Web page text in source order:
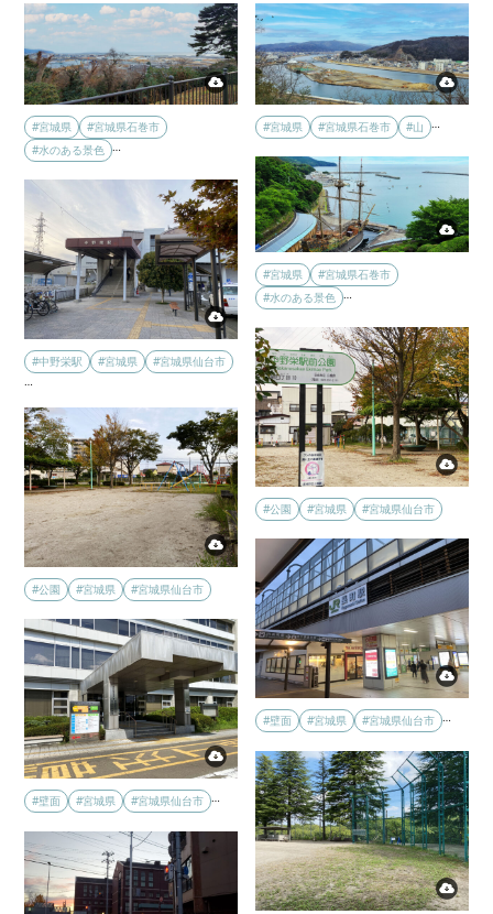
#宮城県
#宮城県石巻市
#水のある景色
#宮城県 #宮城県石巻市 #山
#宮城県
#宮城県石巻市
#水のある景色 …
#中野栄駅 #宮城県
#宮城県仙台市
…
#公園 #宮城県 #宮城県仙台市
#公園 #宮城県 #宮城県仙台市
#壁面 #宮城県 #宮城県仙台市 …
#壁面 #宮城県 #宮城県仙台市 …